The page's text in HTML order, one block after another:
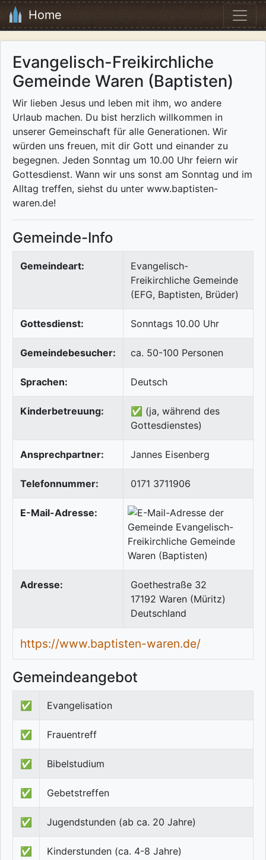
Home
Evangelisch-Freikirchliche
Gemeinde Waren (Baptisten)
Wir lieben Jesus und leben mit ihm, wo andere
Urlaub machen. Du bist herzlich willkommen in
unserer Gemeinschaft für alle Generationen. Wir
würden uns freuen, mit dir Gott und einander zu
begegnen. Jeden Sonntag um 10.00 Uhr feiern wir
Gottesdienst. Wann wir uns sonst am Sonntag und im
Alltag treffen, siehst du unter www.baptisten-
waren.de!
Gemeinde-Info
Gemeindeart:
Evangelisch-
Freikirchliche Gemeinde
(EFG, Baptisten, Brüder)
Gottesdienst: Sonntags 10.00 Uhr
Gemeindebesucher: ca. 50-100 Personen
Sprachen: Deutsch
Kinderbetreuung:
✅ (ja, während des
Gottesdienstes)
Ansprechpartner: Jannes Eisenberg
Telefonnummer: 0171 3711906
E-Mail-Adresse:
Adresse:
Goethestraße 32
17192 Waren (Müritz)
Deutschland
https://www.baptisten-waren.de/
Gemeindeangebot
✅ Evangelisation
✅ Frauentreff
✅ Bibelstudium
✅ Gebetstreffen
✅ Jugendstunden (ab ca. 20 Jahre)
✅ Kinderstunden (ca. 4-8 Jahre)